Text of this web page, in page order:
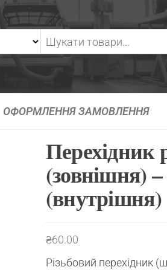
ОФОРМЛЕННЯ ЗАМОВЛЕННЯ
Перехідник
(зовнішня)
(внутрішня)
₴60.00
Різьбовий перехідник